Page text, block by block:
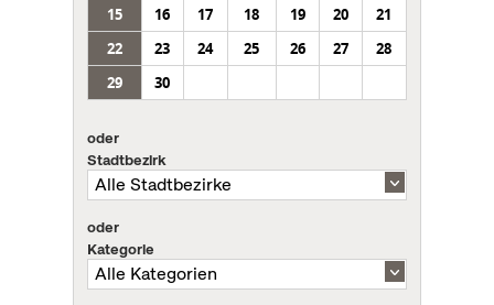
15
16 17 18 19 20
21
22
23 24 25 26 27
28
29
30
oder
Stadtbezirk
oder
Kategorie